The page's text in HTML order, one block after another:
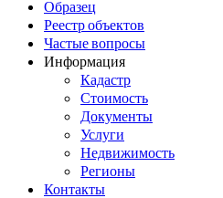
Образец
Реестр объектов
Частые вопросы
Информация
Кадастр
Стоимость
Документы
Услуги
Недвижимость
Регионы
Контакты